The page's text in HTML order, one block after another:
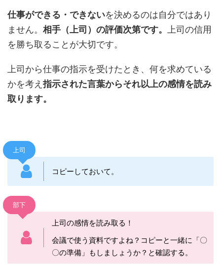
仕事ができる・できないを決めるのは自分ではあり
ません。 相手（上司）の評価次第です。
上司の信用
を勝ち取ることが大切です。
上司から仕事の指示を受けたとき、何を求めている
かを考え指示された言葉からそれ以上の感情を読み
取ります。
上司
コピーしておいて。
部下
上司の感情を読み取る！
会議で使う資料ですよね？コピーと一緒に「〇
〇の準備」もしましょうか？と確認する。